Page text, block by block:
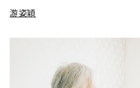
游姿穎